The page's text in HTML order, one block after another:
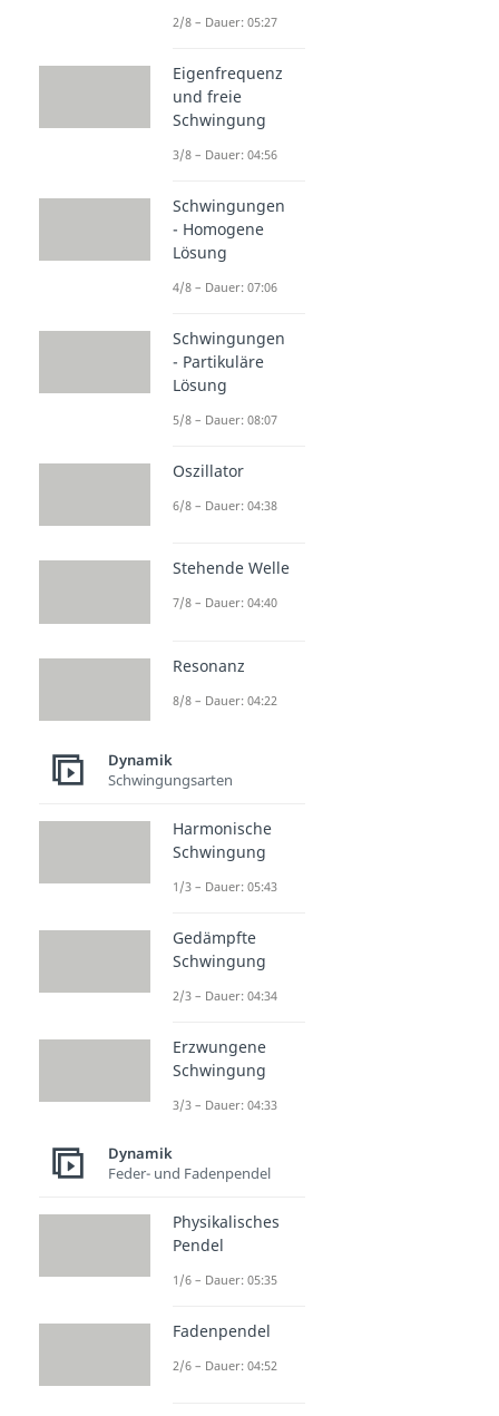
2/8 – Dauer: 05:27
Eigenfrequenz
und freie
Schwingung
3/8 – Dauer: 04:56
Schwingungen
- Homogene
Lösung
4/8 – Dauer: 07:06
Schwingungen
- Partikuläre
Lösung
5/8 – Dauer: 08:07
Oszillator
6/8 – Dauer: 04:38
Stehende Welle
7/8 – Dauer: 04:40
Resonanz
8/8 – Dauer: 04:22
Dynamik
Schwingungsarten
Harmonische
Schwingung
1/3 – Dauer: 05:43
Gedämpfte
Schwingung
2/3 – Dauer: 04:34
Erzwungene
Schwingung
3/3 – Dauer: 04:33
Dynamik
Feder- und Fadenpendel
Physikalisches
Pendel
1/6 – Dauer: 05:35
Fadenpendel
2/6 – Dauer: 04:52